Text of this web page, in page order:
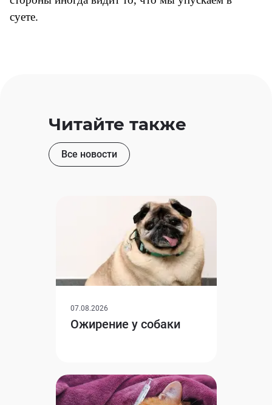
суете.
Читайте также
Все новости
07.08.2026
Ожирение у собаки